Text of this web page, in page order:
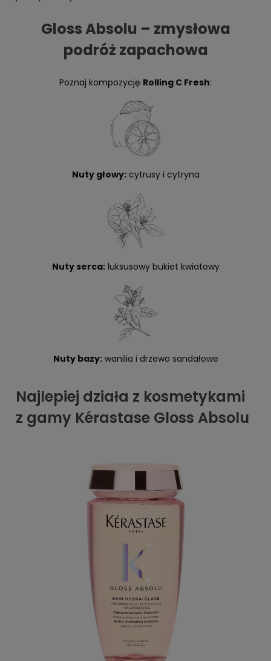
Gloss Absolu – zmysłowa
podróż zapachowa
Poznaj kompozycję Rolling C Fresh:
Nuty głowy:cytrusy i cytryna
Nuty serca:luksusowy bukiet kwiatowy
Nuty bazy:wanilia i drzewo sandałowe
Najlepiej działa z kosmetykami
z gamy Kérastase Gloss Absolu